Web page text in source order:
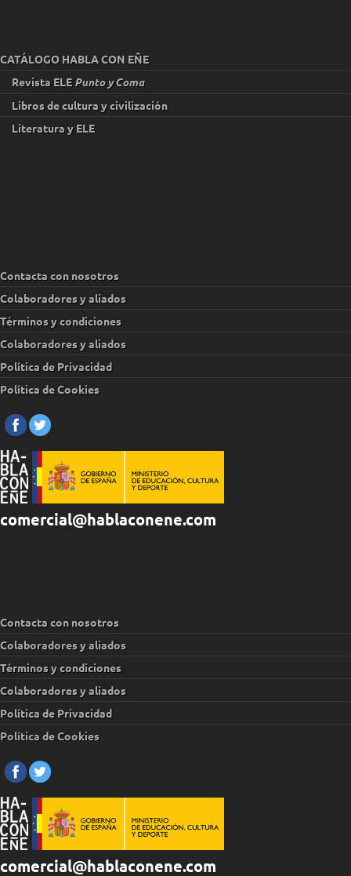
CATÁLOGO HABLA CON EÑE
Revista ELEPunto y Coma
Libros de cultura y civilización
Literatura y ELE
Contacta con nosotros
Colaboradores y aliados
Términos y condiciones
Colaboradores y aliados
Política de Privacidad
Política de Cookies
comercial@hablaconene.com
Contacta con nosotros
Colaboradores y aliados
Términos y condiciones
Colaboradores y aliados
Política de Privacidad
Política de Cookies
comercial@hablaconene.com